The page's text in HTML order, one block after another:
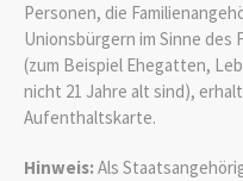
Personen, die
Unionsbürgern im Sinne
(zum Beispiel Ehegatten,
nicht 21 Jahre alt sind),
Aufenthaltskarte.
Hinweis: Als